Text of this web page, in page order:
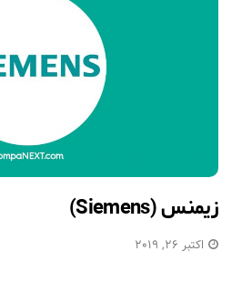
زیمنس (Siemens)
اکتبر 26, 2019